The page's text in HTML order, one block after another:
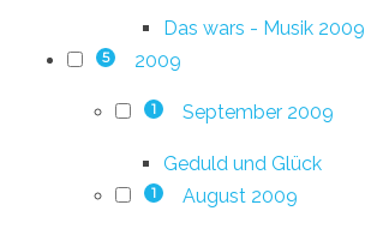
Das wars - Musik 2009
5 2009
1 September 2009
Geduld und Glück
1 August 2009